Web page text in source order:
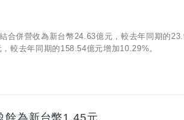
合併營收為新台幣24.63億元，較去年同期的
較去年同期的158.54億元增加10.29%。
餘為新台幣1.45元